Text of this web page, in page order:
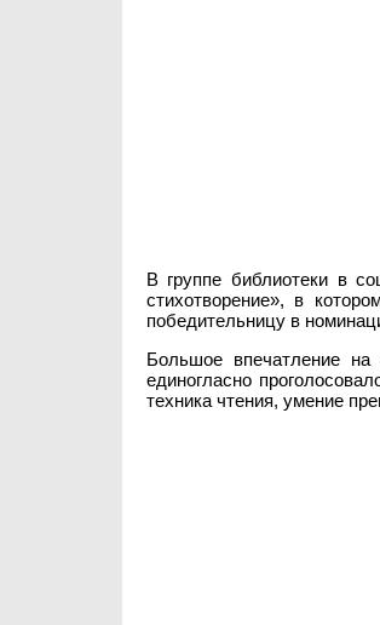
В группе библиотеки в
стихотворение», в
победительницу в
Большое впечатление
единогласно
техника чтения, умение